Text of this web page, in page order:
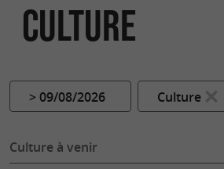
Culture
> 09/08/2026 Culture
Culture à venir